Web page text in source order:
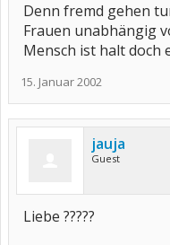
Denn fremd gehen
Frauen unabhängig
Mensch ist halt doch
15. Januar 2002
jauja
Guest
Liebe ?????